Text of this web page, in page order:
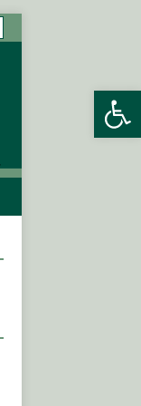
Werkzeugleiste öffnen